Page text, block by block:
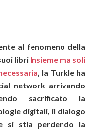
al fenomeno della
libri Insieme ma soli
, la Turkle ha
network arrivando
sacrificato la
digitali, il dialogo
si stia perdendo la